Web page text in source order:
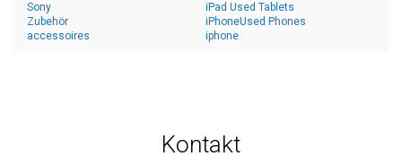
Sony
Zubehör
accessoires
iPad Used Tablets
iPhoneUsed Phones
iphone
Kontakt